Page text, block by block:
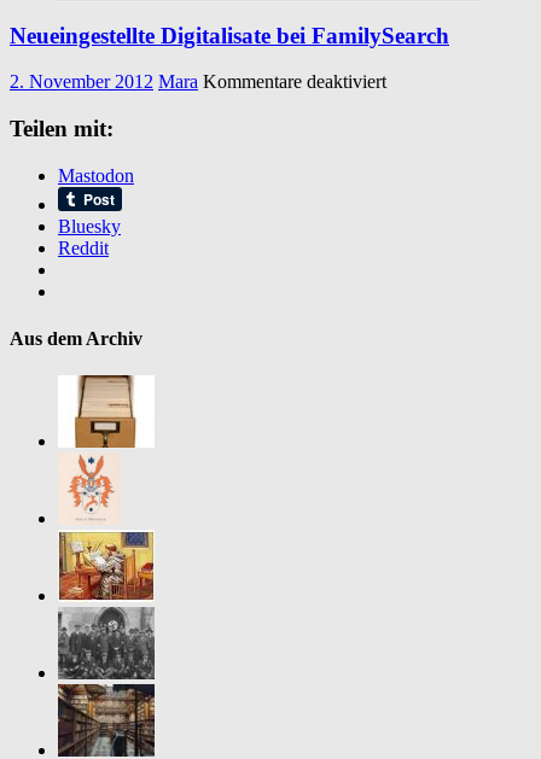
Neueingestellte Digitalisate bei FamilySearch
2. November 2012 Mara Kommentare deaktiviertfür
Teilen mit:
Mastodon
Bluesky
Reddit
Aus dem Archiv